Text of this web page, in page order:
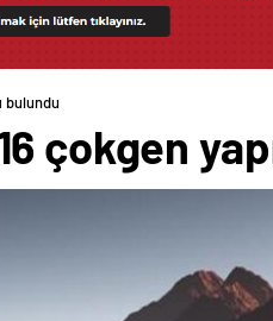
bulundu
çokgen